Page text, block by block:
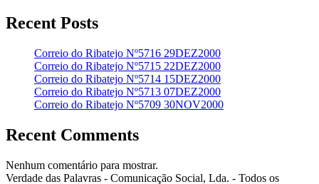
Recent Posts
Correio do Ribatejo Nº5716 29DEZ2000
Correio do Ribatejo Nº5715 22DEZ2000
Correio do Ribatejo Nº5714 15DEZ2000
Correio do Ribatejo Nº5713 07DEZ2000
Correio do Ribatejo Nº5709 30NOV2000
Recent Comments
Nenhum comentário para mostrar.
Verdade das Palavras - Comunicação Social, Lda. - Todos os